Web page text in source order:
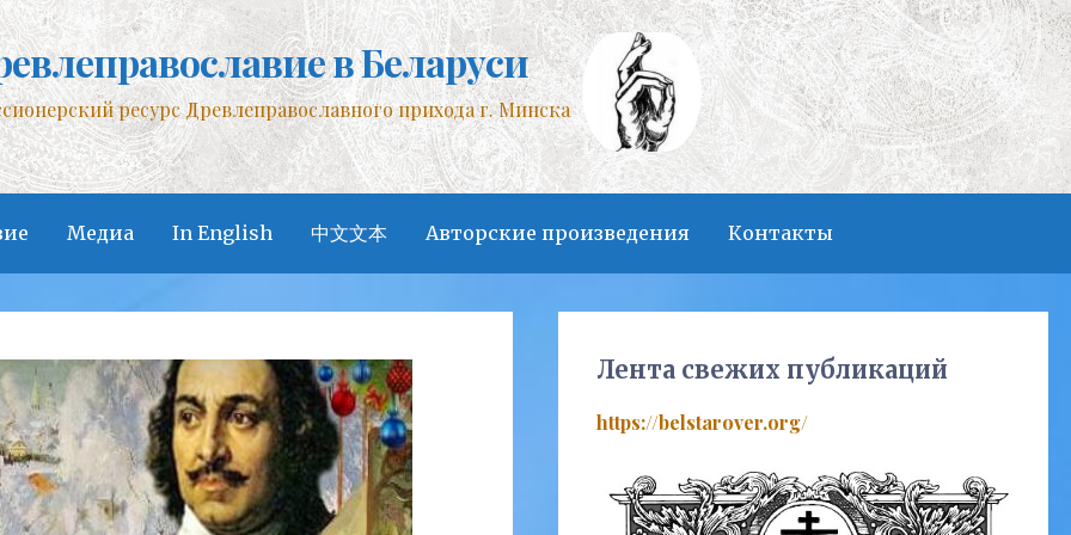
в Беларуси
ресурс Древлеправославного прихода г. Минска
Медиа In English 中文文本 Авторские произведения Контакты
Лента свежих публикаций
https://belstarover.org/